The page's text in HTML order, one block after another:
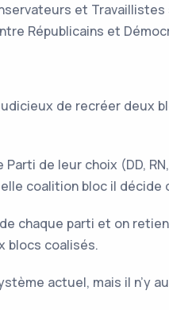
et
Républicains et
de recréer deux
de leur choix (DD, RN,
coalition bloc il décide
chaque parti et on
blocs coalisés.
actuel, mais il n’y